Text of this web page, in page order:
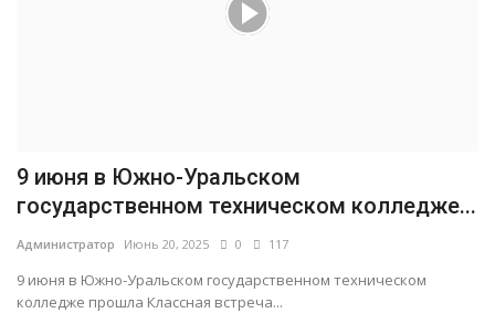
9 июня в Южно-Уральском
государственном техническом колледже...
Администратор Июнь 20, 2025 0 117
9 июня в Южно-Уральском государственном техническом
колледже прошла Классная встреча...